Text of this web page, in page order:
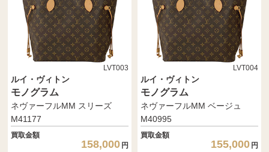
LVT003
ルイ・ヴィトン
モノグラム
ネヴァーフルMM スリーズ
M41177
買取金額
158,000 円
LVT004
ルイ・ヴィトン
モノグラム
ネヴァーフルMM ベージュ
M40995
買取金額
155,000 円